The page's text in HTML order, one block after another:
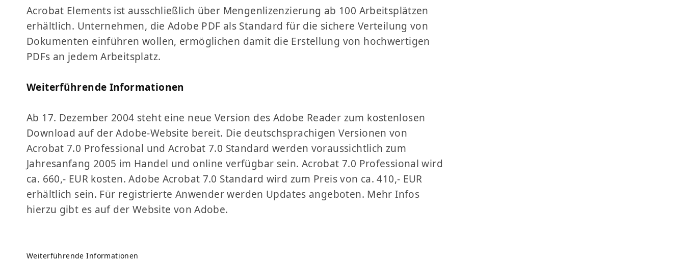
Acrobat Elements ist ausschließlich über Mengenlizenzierung ab 100 Arbeitsplätzen
erhältlich. Unternehmen, die Adobe PDF als Standard für die sichere Verteilung von
Dokumenten einführen wollen, ermöglichen damit die Erstellung von hochwertigen
PDFs an jedem Arbeitsplatz.
Weiterführende Informationen
Ab 17. Dezember 2004 steht eine neue Version des Adobe Reader zum kostenlosen
Download auf der Adobe-Website bereit. Die deutschsprachigen Versionen von
Acrobat 7.0 Professional und Acrobat 7.0 Standard werden voraussichtlich zum
Jahresanfang 2005 im Handel und online verfügbar sein. Acrobat 7.0 Professional wird
ca. 660,- EUR kosten. Adobe Acrobat 7.0 Standard wird zum Preis von ca. 410,- EUR
erhältlich sein. Für registrierte Anwender werden Updates angeboten. Mehr Infos
hierzu gibt es auf der Website von Adobe.
Weiterführende Informationen